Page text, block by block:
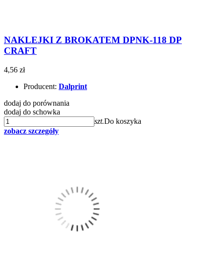
NAKLEJKI Z BROKATEM DPNK-118 DP
CRAFT
4,56 zł
Producent: Dalprint
dodaj do porównania
dodaj do schowka
szt.Do koszyka
zobacz szczegóły